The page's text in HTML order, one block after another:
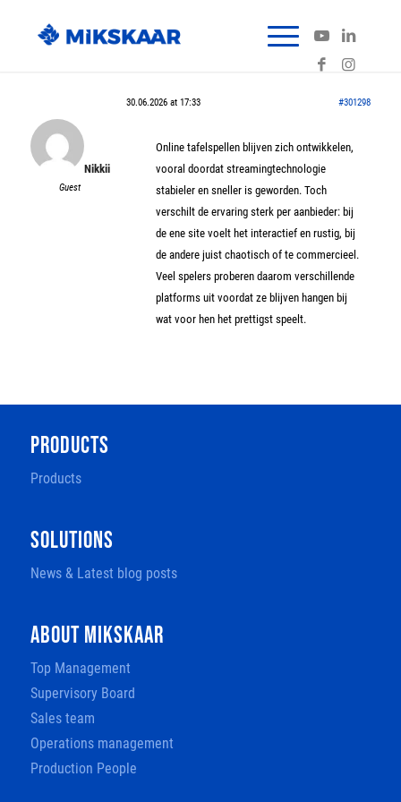
30.06.2026 at 17:33 #301298
Nikkii
Guest
Online tafelspellen blijven zich ontwikkelen,
vooral doordat streamingtechnologie
stabieler en sneller is geworden. Toch
verschilt de ervaring sterk per aanbieder: bij
de ene site voelt het interactief en rustig, bij
de andere juist chaotisch of te commercieel.
Veel spelers proberen daarom verschillende
platforms uit voordat ze blijven hangen bij
wat voor hen het prettigst speelt.
PRODUCTS
Products
SOLUTIONS
News & Latest blog posts
ABOUT MIKSKAAR
Top Management
Supervisory Board
Sales team
Operations management
Production People